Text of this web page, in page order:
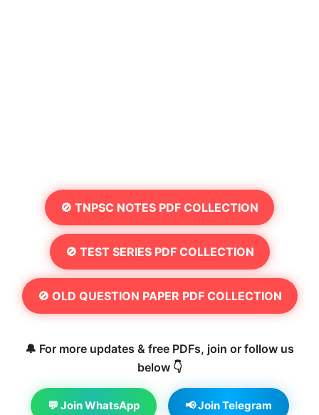
🚫 TNPSC NOTES PDF COLLECTION
🚫 TEST SERIES PDF COLLECTION
🚫 OLD QUESTION PAPER PDF COLLECTION
🔔 For more updates & free PDFs, join or follow us
below 👇
💬 Join WhatsApp 📢 Join Telegram